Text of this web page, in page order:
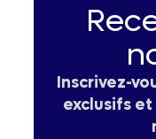
Inscrivez-
exclusifs